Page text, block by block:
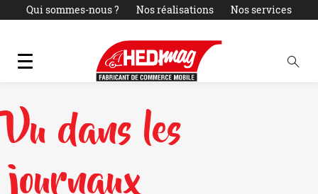
Qui sommes-nous ? Nos réalisations
Nos services
Vu dans les